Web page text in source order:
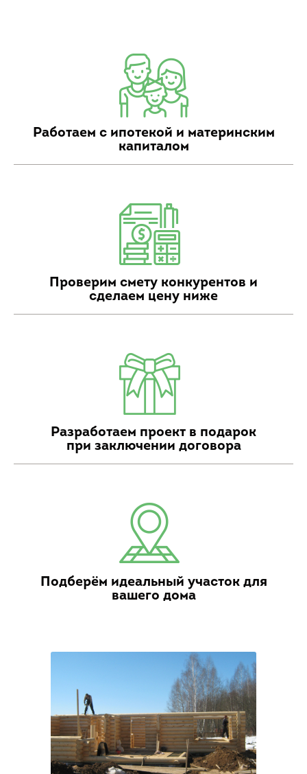
Работаем с ипотекой и материнским
капиталом
Проверим смету конкурентов и
сделаем цену ниже
Разработаем проект в подарок
при заключении договора
Подберём идеальный участок для
вашего дома